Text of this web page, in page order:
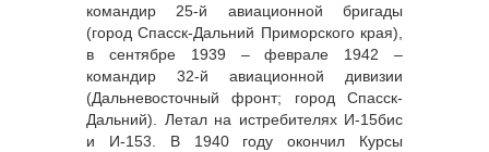
командир 25-й авиационной бригады
(город Спасск-Дальний Приморского края),
в сентябре 1939 – феврале 1942 –
командир 32-й авиационной дивизии
(Дальневосточный фронт; город Спасск-
Дальний). Летал на истребителях И-15бис
и И-153. В 1940 году окончил Курсы